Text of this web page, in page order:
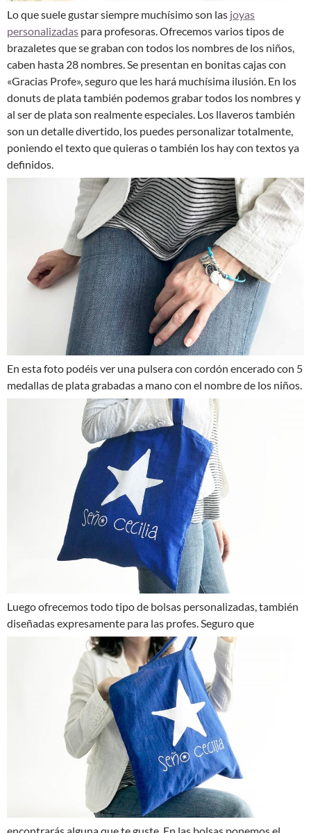
Lo que suele gustar siempre muchísimo son las joyas
personalizadas para profesoras. Ofrecemos varios tipos de
brazaletes que se graban con todos los nombres de los niños,
caben hasta 28 nombres. Se presentan en bonitas cajas con
«Gracias Profe», seguro que les hará muchísima ilusión. En los
donuts de plata también podemos grabar todos los nombres y
al ser de plata son realmente especiales. Los llaveros también
son un detalle divertido, los puedes personalizar totalmente,
poniendo el texto que quieras o también los hay con textos ya
definidos.
En esta foto podéis ver una pulsera con cordón encerado con 5
medallas de plata grabadas a mano con el nombre de los niños.
Luego ofrecemos todo tipo de bolsas personalizadas, también
diseñadas expresamente para las profes.Seguro que